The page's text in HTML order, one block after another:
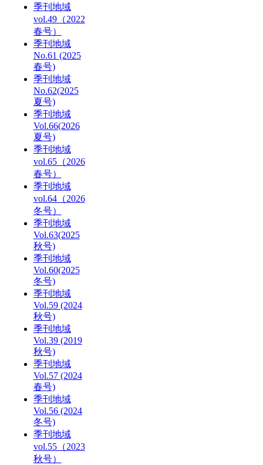
季刊地域
vol.49（2022
春号）
季刊地域
No.61 (2025
春号)
季刊地域
No.62(2025
夏号)
季刊地域
Vol.66(2026
夏号)
季刊地域
vol.65（2026
春号）
季刊地域
vol.64（2026
冬号）
季刊地域
Vol.63(2025
秋号)
季刊地域
Vol.60(2025
冬号)
季刊地域
Vol.59 (2024
秋号)
季刊地域
Vol.39 (2019
秋号)
季刊地域
Vol.57 (2024
春号)
季刊地域
Vol.56 (2024
冬号)
季刊地域
vol.55（2023
秋号）